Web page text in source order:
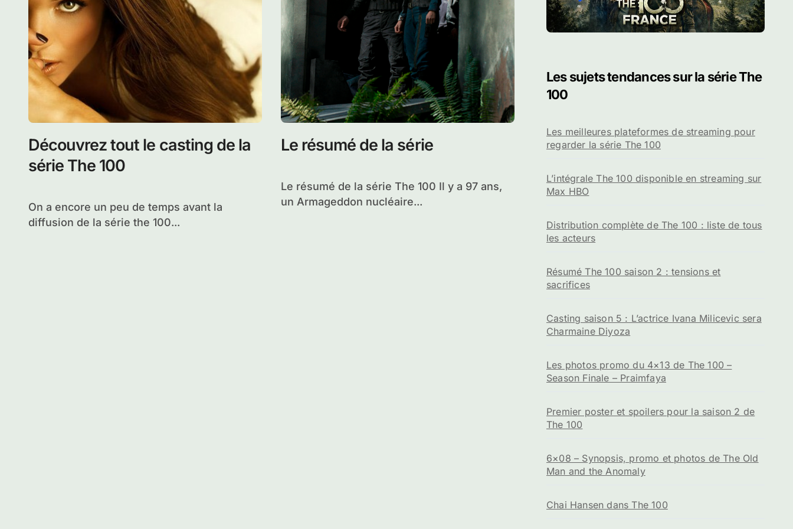
Découvrez tout le casting de la
série The 100
On a encore un peu de temps avant la
diffusion de la série the 100...
Le résumé de la série
Le résumé de la série The 100 Il y a 97 ans,
un Armageddon nucléaire...
Les sujets tendances sur la série The
100
Les meilleures plateformes de streaming pour
regarder la série The 100
L’intégrale The 100 disponible en streaming sur
Max HBO
Distribution complète de The 100 : liste de tous
les acteurs
Résumé The 100 saison 2 : tensions et
sacrifices
Casting saison 5 : L’actrice Ivana Milicevic sera
Charmaine Diyoza
Les photos promo du 4×13 de The 100 –
Season Finale – Praimfaya
Premier poster et spoilers pour la saison 2 de
The 100
6×08 – Synopsis, promo et photos de The Old
Man and the Anomaly
Chai Hansen dans The 100